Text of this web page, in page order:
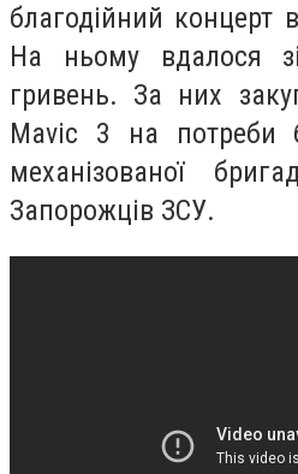
благодійний концерт
На ньому вдалося
гривень. За них
Mavic 3 на потреби
механізованої
Запорожців ЗСУ.